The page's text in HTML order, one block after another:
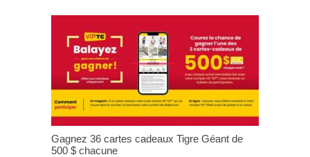
Gagnez 36 cartes cadeaux Tigre Géant de
500 $ chacune